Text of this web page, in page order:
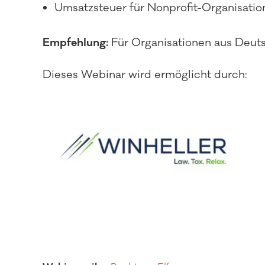
Umsatzsteuer für Nonprofit-
Empfehlung: Für Organisationen aus
Dieses Webinar wird ermöglicht durch: